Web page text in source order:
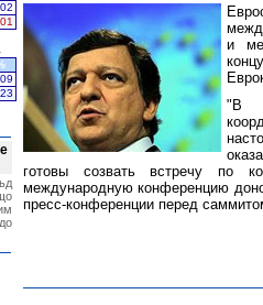
и
"В
готовы созвать встречу по
международную конференцию
пресс-конференции перед